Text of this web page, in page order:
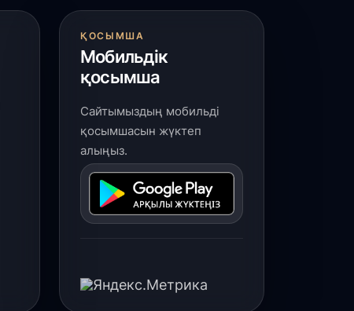
ҚОСЫМША
Мобильдік
қосымша
Сайтымыздың мобильді
қосымшасын жүктеп
алыңыз.